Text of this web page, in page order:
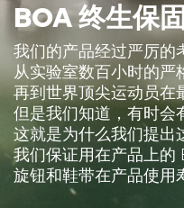
E
A
D
C
R
U
BOA 终生保
我们的产品经过严厉的
从实验室数百小时的严
再到世界顶尖运动员在
但是我们知道，有时会
这就是为什么我们提
我们保证用在产品上的
旋钮和鞋带在产品使用